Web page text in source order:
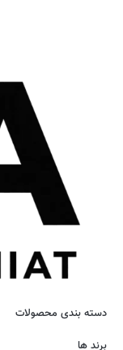
دسته بندی محصولات
برند ها